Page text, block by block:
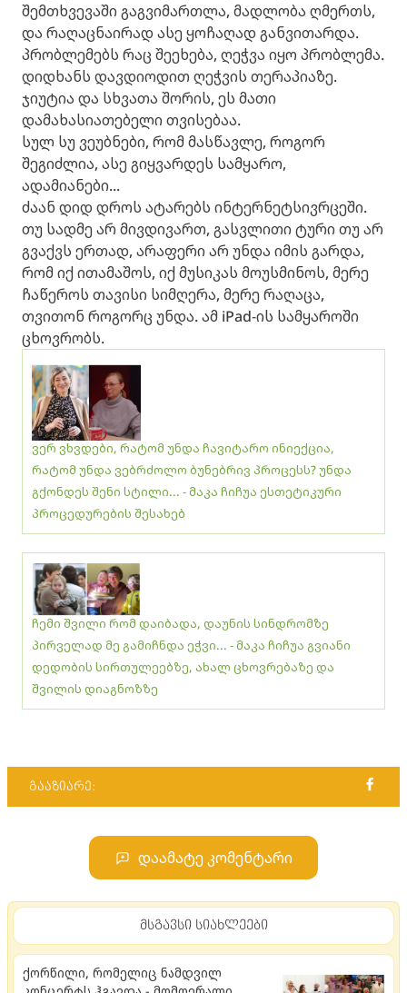
შემთხვევაში გაგვიმართლა, მადლობა ღმერთს,
და რაღაცნაირად ასე ყოჩაღად განვითარდა.
პრობლემებს რაც შეეხება, ღეჭვა იყო პრობლემა.
დიდხანს დავდიოდით ღეჭვის თერაპიაზე.
ჯიუტია და სხვათა შორის, ეს მათი
დამახასიათებელი თვისებაა.
სულ სუ ვეუბნები, რომ მასწავლე, როგორ
შეგიძლია, ასე გიყვარდეს სამყარო,
ადამიანები...
ძაან დიდ დროს ატარებს ინტერნეტსივრცეში.
თუ სადმე არ მივდივართ, გასვლითი ტური თუ არ
გვაქვს ერთად, არაფერი არ უნდა იმის გარდა,
რომ იქ ითამაშოს, იქ მუსიკას მოუსმინოს, მერე
ჩაწეროს თავისი სიმღერა, მერე რაღაცა,
თვითონ როგორც უნდა. ამ iPad-ის სამყაროში
ცხოვრობს.
ვერ ვხვდები, რატომ უნდა ჩავიტარო ინიექცია,
რატომ უნდა ვებრძოლო ბუნებრივ პროცესს? უნდა
გქონდეს შენი სტილი... - მაკა ჩიჩუა ესთეტიკური
პროცედურების შესახებ
ჩემი შვილი რომ დაიბადა, დაუნის სინდრომზე
პირველად მე გამიჩნდა ეჭვი... - მაკა ჩიჩუა გვიანი
დედობის სირთულეებზე, ახალ ცხოვრებაზე და
შვილის დიაგნოზზე
გააზიარე:
დაამატე კომენტარი
მსგავსი სიახლეები
ქორწილი, რომელიც ნამდვილ